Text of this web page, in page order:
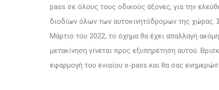
pass σε όλους τους οδικούς άξονες, για την
διοδίων όλων των αυτοκινητόδρομων της
Μάρτιο του 2022, το όχημα θα έχει απαλλαγή
μετακίνηση γίνεται προς εξυπηρέτηση αυτού.
εφαρμογή του ενιαίου e-pass και θα σας